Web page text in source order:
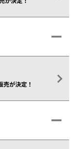
が決定！